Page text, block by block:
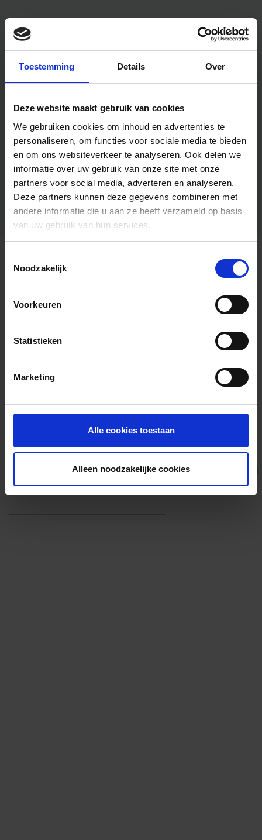
Toestemming Details Over
Deze website maakt gebruik van cookies
We gebruiken cookies om inhoud en advertenties te
personaliseren, om functies voor sociale media te bieden
en om ons websiteverkeer te analyseren. Ook delen we
informatie over uw gebruik van onze site met onze
partners voor social media, adverteren en analyseren.
Deze partners kunnen deze gegevens combineren met
andere informatie die u aan ze heeft verzameld op basis
van uw gebruik van hun services.
Noodzakelijk
Voorkeuren
Statistieken
Marketing
Alle cookies toestaan
Alleen noodzakelijke cookies
Algemene informatie
Foto’s ({{photos.length}})
Eigen foto’s